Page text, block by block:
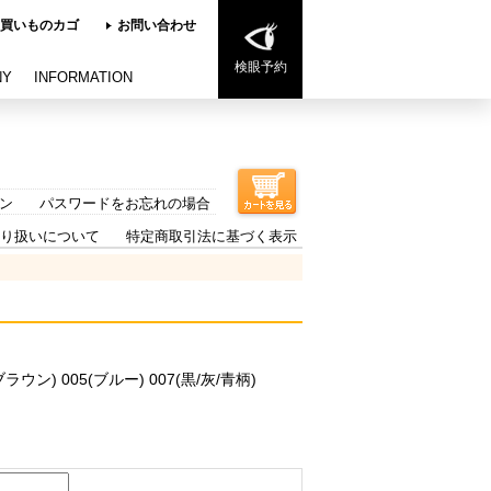
いものカゴ お問い合わせ
検眼予約
INFORMATION
パスワードをお忘れの場合
扱いについて 特定商取引法に基づく表示
ラウン) 005(ブルー) 007(黒/灰/青柄)